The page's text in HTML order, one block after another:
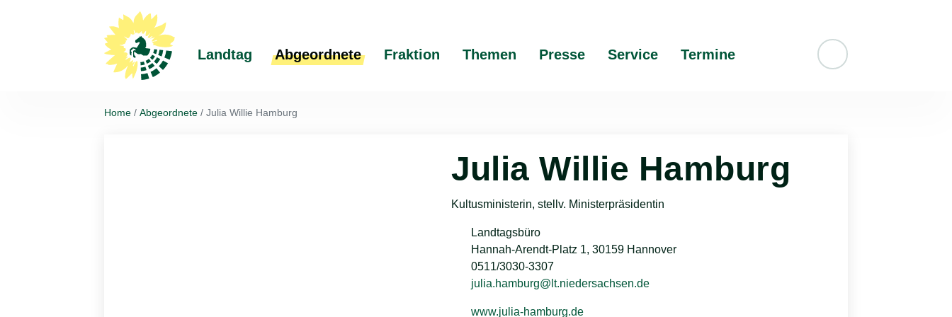
Suche
Landtag Abgeordnete Fraktion Themen Presse Service Termine
Home Abgeordnete Julia Willie Hamburg
Julia Willie Hamburg
Kultusministerin, stellv. Ministerpräsidentin
Landtagsbüro
Hannah-Arendt-Platz 1, 30159 Hannover
0511/3030-3307
julia.hamburg@lt.niedersachsen.de
www.julia-hamburg.de